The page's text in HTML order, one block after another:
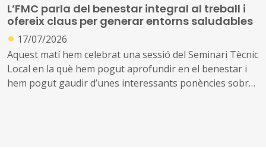
L’FMC parla del benestar integral al treball i
ofereix claus per generar entorns saludables
● 17/07/2026
Aquest matí hem celebrat una sessió del Seminari Tècnic
Local en la què hem pogut aprofundir en el benestar i
hem pogut gaudir d’unes interessants ponències sobre